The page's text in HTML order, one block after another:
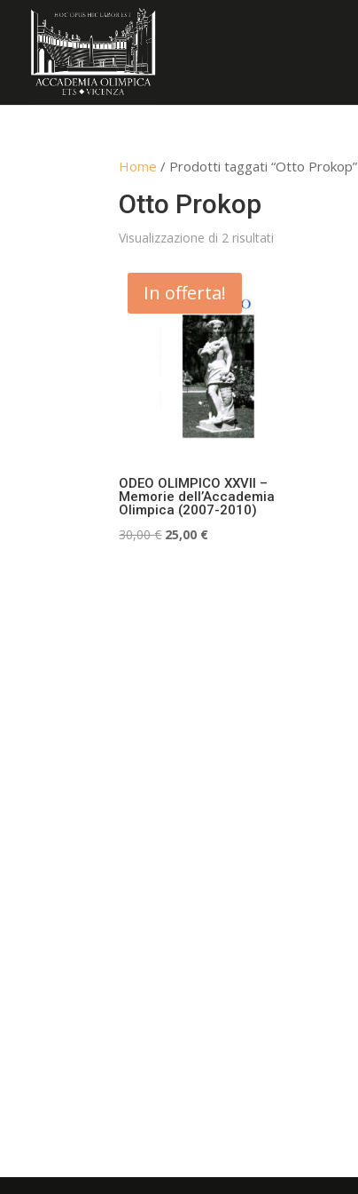
Home / Prodotti taggati “Otto Prokop”
Otto Prokop
Visualizzazione di 2 risultati
In offerta!
ODEO OLIMPICO XXVII –
Memorie dell’Accademia
Olimpica (2007-2010)
30,00€ Il
25,00 €Il